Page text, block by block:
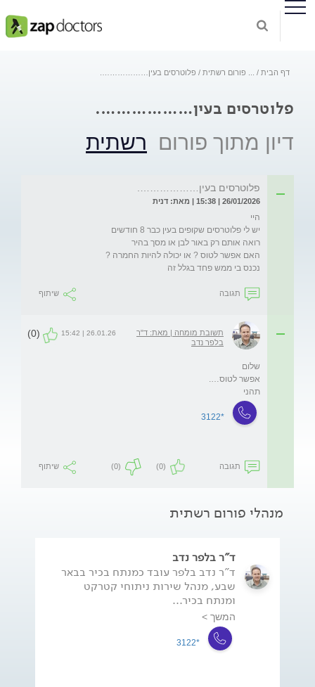
דף הבית פורום רשתית פלוטרסים בעין……………….
פלוטרסים בעין……………….
דיון מתוך פורום רשתית
פלוטרסים בעין……………….
26/01/2026 | 15:38 | מאת: דנית
נכנס בי ממש פחד בגלל זה
תגובה שיתוף
תשובת מומחה | מאת: ד"ר
בלפר נדב
26.01.26 | 15:42
(0)
תהני
*3122
תגובה (0)
(0) שיתוף
מנהלי פורום רשתית
ד"ר בלפר נדב
ד"ר נדב בלפר עובד כמנתח בכיר בבאר
שבע, מנהל שירות ניתוחי קטרקט
ומנתח בכיר...
המשך >
*3122